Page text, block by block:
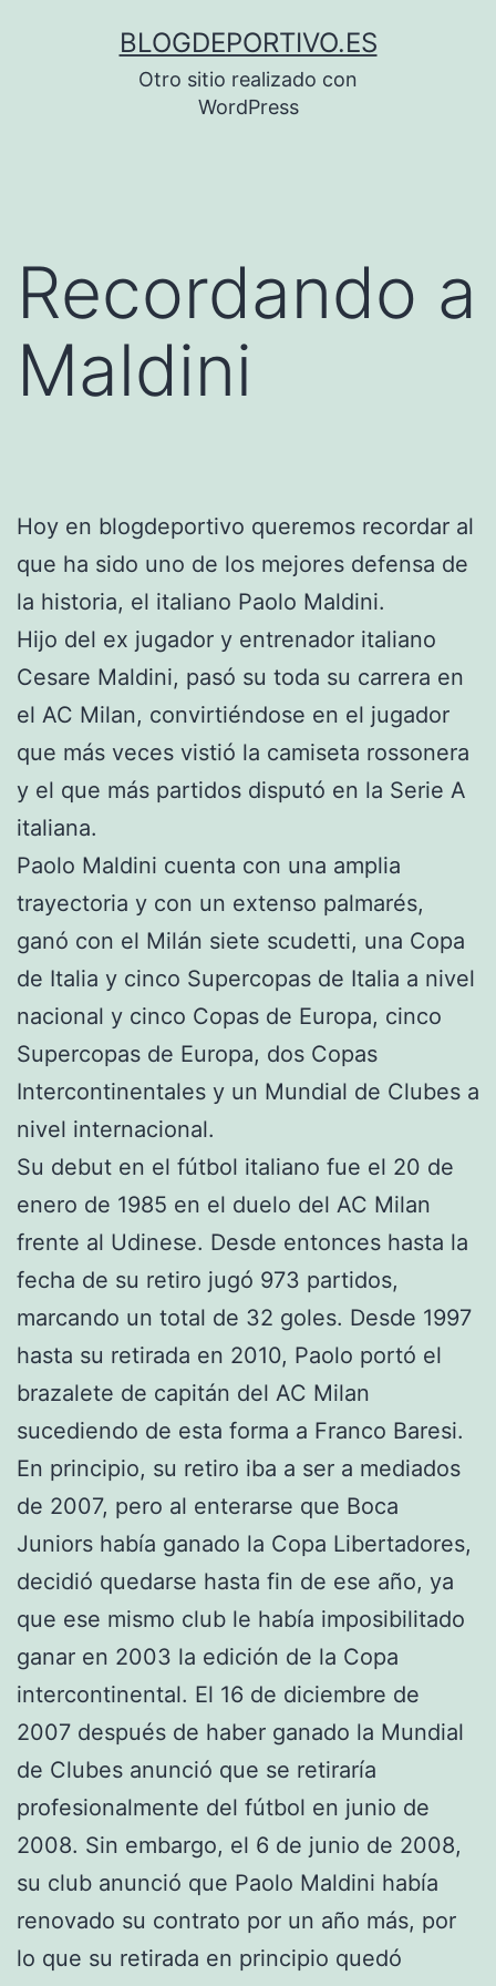
BLOGDEPORTIVO.ES
Otro sitio realizado con
WordPress
Recordando a
Maldini
Hoy en blogdeportivo queremos recordar al
que ha sido uno de los mejores defensa de
la historia, el italiano Paolo Maldini.
Hijo del ex jugador y entrenador italiano
Cesare Maldini, pasó su toda su carrera en
el AC Milan, convirtiéndose en el jugador
que más veces vistió la camiseta rossonera
y el que más partidos disputó en la Serie A
italiana.
Paolo Maldini cuenta con una amplia
trayectoria y con un extenso palmarés,
ganó con el Milán siete scudetti, una Copa
de Italia y cinco Supercopas de Italia a nivel
nacional y cinco Copas de Europa, cinco
Supercopas de Europa, dos Copas
Intercontinentales y un Mundial de Clubes a
nivel internacional.
Su debut en el fútbol italiano fue el 20 de
enero de 1985 en el duelo del AC Milan
frente al Udinese. Desde entonces hasta la
fecha de su retiro jugó 973 partidos,
marcando un total de 32 goles. Desde 1997
hasta su retirada en 2010, Paolo portó el
brazalete de capitán del AC Milan
sucediendo de esta forma a Franco Baresi.
En principio, su retiro iba a ser a mediados
de 2007, pero al enterarse que Boca
Juniors había ganado la Copa Libertadores,
decidió quedarse hasta fin de ese año, ya
que ese mismo club le había imposibilitado
ganar en 2003 la edición de la Copa
intercontinental. El 16 de diciembre de
2007 después de haber ganado la Mundial
de Clubes anunció que se retiraría
profesionalmente del fútbol en junio de
2008. Sin embargo, el 6 de junio de 2008,
su club anunció que Paolo Maldini había
renovado su contrato por un año más, por
lo que su retirada en principio quedó